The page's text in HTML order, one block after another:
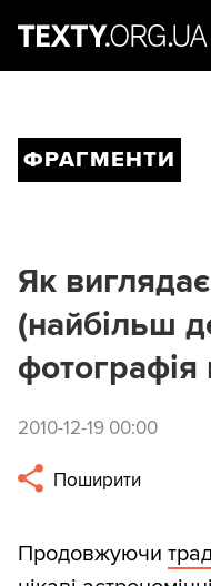
ФРАГМЕНТИ
Як
(найбільш
фотографія
2010-12-19 00:00
Поширити
Продовжуючи